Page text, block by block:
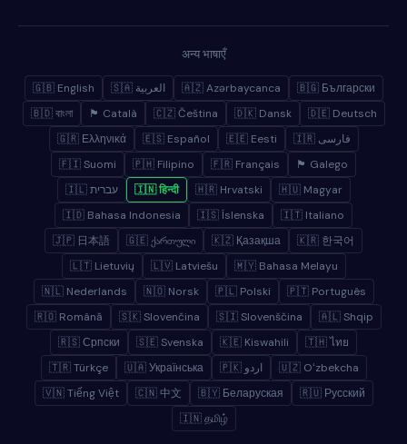
अन्य भाषाएँ
🇬🇧 English 🇸🇦 العربية 🇦🇿 Azərbaycanca
🇧🇬 Български
🇧🇩 বাংলা
🏴 Català 🇨🇿 Čeština 🇩🇰 Dansk
🇩🇪 Deutsch
🇬🇷 Ελληνικά
🇪🇸 Español 🇪🇪 Eesti
🇮🇷 فارسی
🇫🇮 Suomi
🇵🇭 Filipino 🇫🇷 Français
🏴 Galego
🇮🇱 עברית
🇮🇳 हिन्दी 🇭🇷 Hrvatski
🇭🇺 Magyar
🇮🇩 Bahasa Indonesia
🇮🇸 Íslenska
🇮🇹 Italiano
🇯🇵 日本語
🇬🇪 ქართული 🇰🇿 Қазақша
🇰🇷 한국어
🇱🇹 Lietuvių
🇱🇻 Latviešu
🇲🇾 Bahasa Melayu
🇳🇱 Nederlands
🇳🇴 Norsk 🇵🇱 Polski
🇵🇹 Português
🇷🇴 Română
🇸🇰 Slovenčina 🇸🇮 Slovenščina
🇦🇱 Shqip
🇷🇸 Српски
🇸🇪 Svenska 🇰🇪 Kiswahili
🇹🇭 ไทย
🇹🇷 Türkçe
🇺🇦 Українська 🇵🇰 اردو
🇺🇿 Oʻzbekcha
🇻🇳 Tiếng Việt
🇨🇳 中文 🇧🇾 Беларуская
🇷🇺 Русский
🇮🇳 தமிழ்